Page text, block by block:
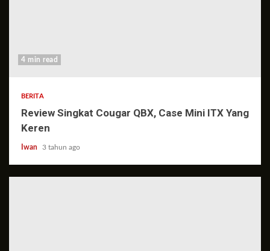
4 min read
BERITA
Review Singkat Cougar QBX, Case Mini ITX Yang
Keren
Iwan 3 tahun ago